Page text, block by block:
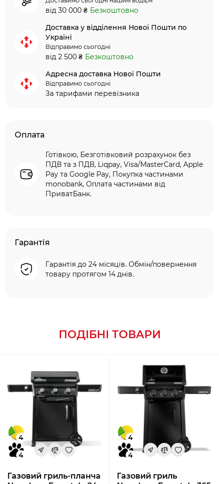
від 30 000 ₴ Безкоштовно
Доставка у відділення Нової Пошти по
Україні
Відправимо сьогодні
від 2 500 ₴ Безкоштовно
Адресна доставка Нової Пошти
Відправимо сьогодні
За тарифами перевізника
Оплата
Готівкою, Безготівковий розрахунок без
ПДВ та з ПДВ, Liqpay, Visa/MasterCard, Apple
Pay та Google Pay, Покупка частинами
monobank, Оплата частинами від
ПриватБанк.
Гарантія
Гарантія до 24 місяців. Обмін/повернення
товару протягом 14 днів.
ПОДІБНІ ТОВАРИ
4
4
Газовий гриль-планча
4
4
Газовий гриль